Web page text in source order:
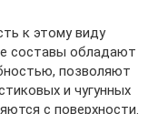
к этому виду
составы обладают
позволяют
и чугунных
с поверхности.